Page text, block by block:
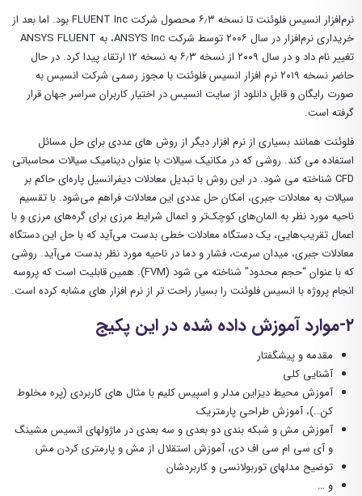
نرم‌افزار انسیس فلوئنت تا نسخه ۶٫۳ محصول شرکت FLUENT Inc بود. اما بعد از
خریداری نرم‌افزار در سال ۲۰۰۶ توسط شرکت ANSYS Inc، به ANSYS FLUENT
تغییر نام داد و در سال ۲۰۰۹ از نسخه ۶٫۳ به نسخه ۱۲ ارتقاء پیدا کرد. در حال
حاضر نسخه ۲۰۱۹ نرم افزار انسیس فلوئنت با مجوز رسمی شرکت انسیس به
صورت رایگان و قابل دانلود از سایت انسیس در اختیار کاربران سراسر جهان قرار
گرفته است.
فلوئنت همانند بسیاری از نرم افزار دیگر از روش های عددی برای حل مسائل
استفاده می کند. روشی که در مکانیک سیالات با عنوان دینامیک سیالات محاسباتی
CFD شناخته می شود. در این روش با تبدیل معادلات دیفرانسیل پاره‌ای حاکم بر
سیالات به معادلات جبری، امکان حل عددی این معادلات فراهم می‌شود. با تقسیم
ناحیه مورد نظر به المان‌های کوچک‌تر و اعمال شرایط مرزی برای گره‌های مرزی و با
اعمال تقریب‌هایی، یک دستگاه معادلات خطی بدست می‌آید که با حل این دستگاه
معادلات جبری، میدان سرعت، فشار و دما در ناحیه مورد نظر بدست می‌آید. روشی
که با عنوان “حجم محدود” شناخته می شود (FVM). همین قابلیت است که پروسه
انجام پروژه با انسیس فلوئنت را بسیار راحت تر از نرم افزار های مشابه کرده است.
۲-موارد آموزش داده شده در این پکیج
مقدمه و پیشگفتار
آشنایی کلی
آموزش محیط دیزاین مدلر و اسپیس کلیم با مثال های کاربردی (پره مخلوط
کن…)، آموزش طراحی پارمتریک
آموزش مش و شبکه بندی دو بعدی و سه بعدی در ماژولهای انسیس مشینگ
و آی سی ام سی اف دی، آموزش استقلال از مش و پارمتری کردن مش
توضیح مدلهای توربولانسی و کاربردشان
و …